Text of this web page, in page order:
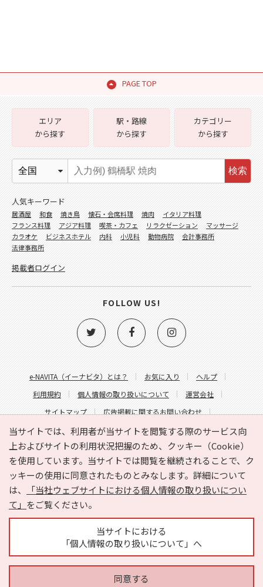
PAGE TOP
当サイトでは、利用者が当サイトを閲覧する際のサービス向
上およびサイトの利用状況把握のため、クッキー（Cookie）
を使用しています。当サイトでは閲覧を継続されることで、ク
ッキーの使用に同意されたものとみなします。詳細について
は、
「当社ウェブサイトにおける個人情報の取り扱いについ
て」 をご覧ください。
当サイトにおける
「個人情報の取り扱いについて」へ
同意する
e-NAVITA（イーナビタ）とは？ お気に入り
ヘルプ
利用規約
個人情報の取り扱いについて
運営会社
サイトマップ
広告掲載に関するお問い合わせ
サイトの内容に関するお問い合わせ
エリア
から探す
駅・路線
から探す
カテゴリー
から探す
検索
人気キーワード
居酒屋 和食 焼き鳥 懐石・会席料理 焼肉
イタリア料理
フランス料理
アジア料理 喫茶・カフェ リラクゼーション
マッサージ
カラオケ
ビジネスホテル 内科 小児科 動物病院
会計事務所
法律事務所
掲載者ログイン
FOLLOW US!
Copyright © HYOJITO.Co.,Ltd. All Rights Reserved.